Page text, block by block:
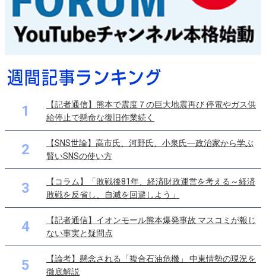
1
【記者通信】熊本で震度７の巨大地震再び 停電やガス供
給停止で懸命な復旧作業続く
2
【SNS世論】高市氏、河野氏、小泉氏―政治家から学ぶ
賢いSNSの使い方
3
【コラム】「敗戦後81年、経済財政運営を考える～経済
敗戦を反省し、自滅を回避しよう」
4
【記者通信】イオンモール熊本爆発事故 マスコミが報じ
ない事実と疑問点
5
【論考】懸念される「複合石油危機」 中東情勢の現況を
徹底解説